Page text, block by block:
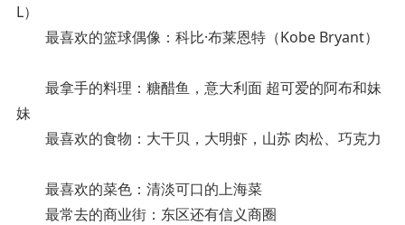
L）
最喜欢的篮球偶像：科比·布莱恩特（Kobe Bryant）
最拿手的料理：糖醋鱼，意大利面 超可爱的阿布和妹
妹
最喜欢的食物：大干贝，大明虾，山苏 肉松、巧克力
最喜欢的菜色：清淡可口的上海菜
最常去的商业街：东区还有信义商圈